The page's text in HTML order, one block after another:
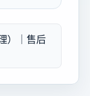
）｜售后